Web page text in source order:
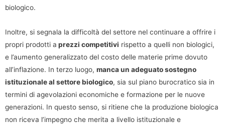
biologico.
Inoltre, si segnala la difficoltà del settore nel continuare a offrire i
propri prodotti a prezzi competitivi rispetto a quelli non biologici,
e l’aumento generalizzato del costo delle materie prime dovuto
all’inflazione. In terzo luogo, manca un adeguato sostegno
istituzionale al settore biologico, sia sul piano burocratico sia in
termini di agevolazioni economiche e formazione per le nuove
generazioni. In questo senso, si ritiene che la produzione biologica
non riceva l’impegno che merita a livello istituzionale e